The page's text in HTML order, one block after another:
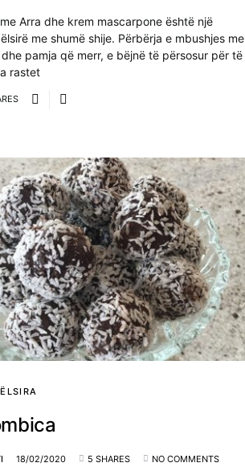
Arra dhe krem mascarpone është një
me shumë shije. Përbërja e mbushjes me
pamja që merr, e bëjnë të përsosur për të
rastet
18/02/2020 5 SHARES NO COMMENTS